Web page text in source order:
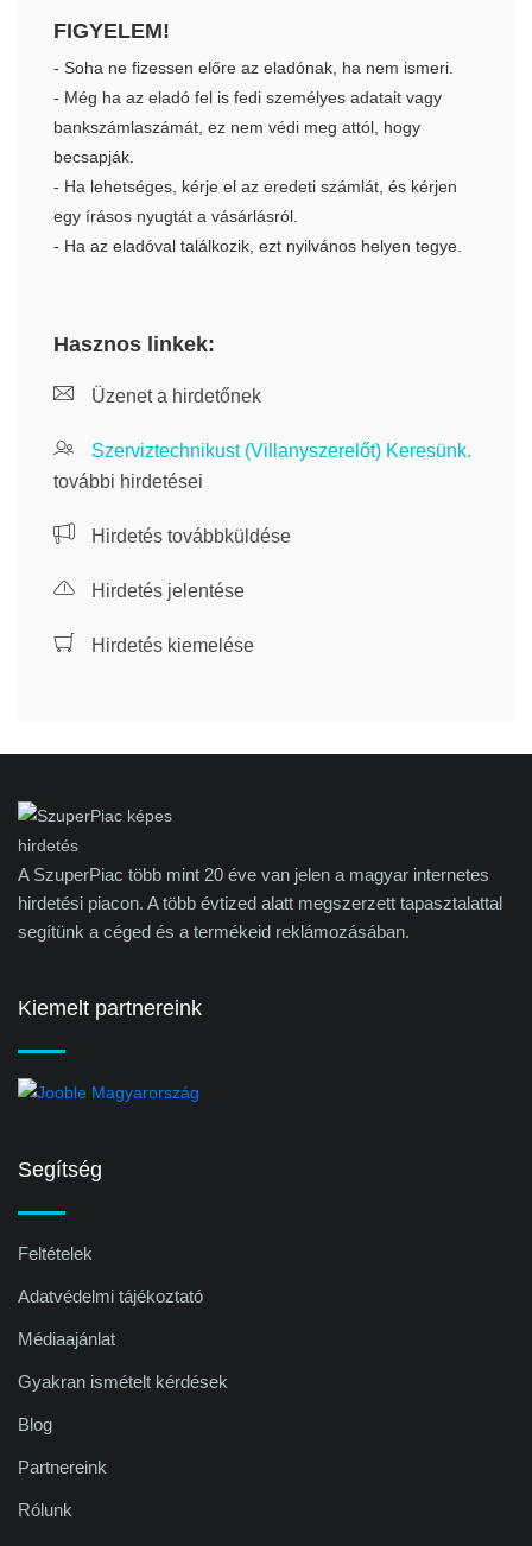
FIGYELEM!
- Soha ne fizessen előre az eladónak, ha nem ismeri.
- Még ha az eladó fel is fedi személyes adatait vagy
bankszámlaszámát, ez nem védi meg attól, hogy
becsapják.
- Ha lehetséges, kérje el az eredeti számlát, és kérjen
egy írásos nyugtát a vásárlásról.
- Ha az eladóval találkozik, ezt nyilvános helyen tegye.
Hasznos linkek:
Üzenet a hirdetőnek
Szerviztechnikust (Villanyszerelőt) Keresünk.
további hirdetései
Hirdetés továbbküldése
Hirdetés jelentése
Hirdetés kiemelése
A SzuperPiac több mint 20 éve van jelen a magyar internetes
hirdetési piacon. A több évtized alatt megszerzett tapasztalattal
segítünk a céged és a termékeid reklámozásában.
Kiemelt partnereink
Segítség
Feltételek
Adatvédelmi tájékoztató
Médiaajánlat
Gyakran ismételt kérdések
Blog
Partnereink
Rólunk